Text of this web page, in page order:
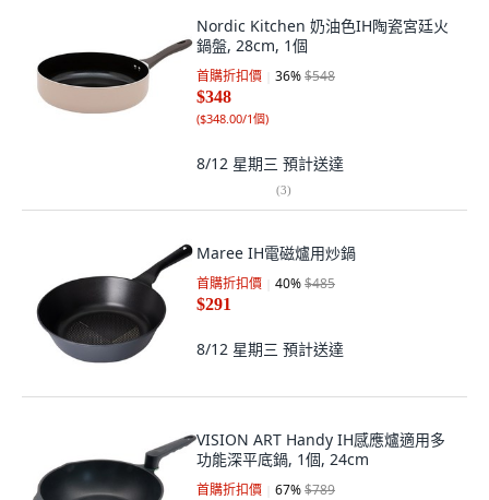
Nordic Kitchen 奶油色IH陶瓷宮廷火
鍋盤, 28cm, 1個
首購折扣價 36%$548
$348
($348.00/1個)
8/12 星期三 預計送達
(3)
Maree IH電磁爐用炒鍋
首購折扣價 40%$485
$291
8/12 星期三 預計送達
VISION ART Handy IH感應爐適用多
功能深平底鍋, 1個, 24cm
首購折扣價 67%$789